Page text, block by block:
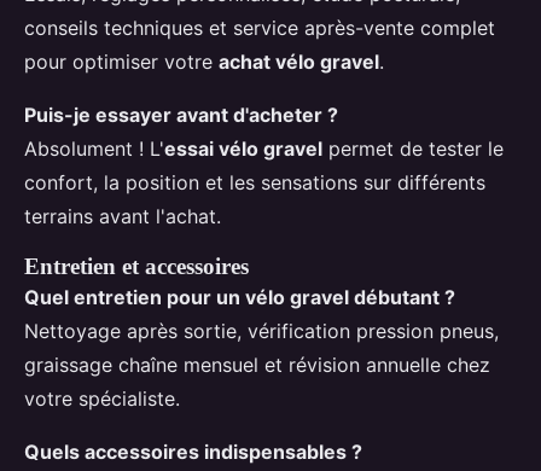
conseils techniques et service après-vente complet
pour optimiser votre achat vélo gravel.
Puis-je essayer avant d'acheter ?
Absolument ! L'essai vélo gravel permet de tester le
confort, la position et les sensations sur différents
terrains avant l'achat.
Entretien et accessoires
Quel entretien pour un vélo gravel débutant ?
Nettoyage après sortie, vérification pression pneus,
graissage chaîne mensuel et révision annuelle chez
votre spécialiste.
Quels accessoires indispensables ?